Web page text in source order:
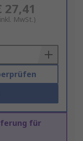
27,41
MwSt.)
für